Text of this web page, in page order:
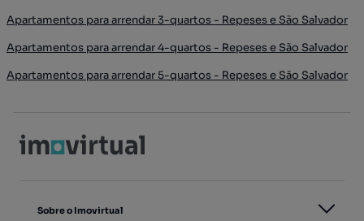
Apartamentos para arrendar 3-quartos - Repeses e São Salvador
Apartamentos para arrendar 4-quartos - Repeses e São Salvador
Apartamentos para arrendar 5-quartos - Repeses e São Salvador
Sobre o Imovirtual